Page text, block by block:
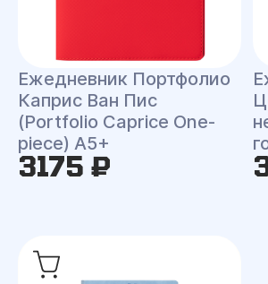
Ежедневник Портфолио
Каприс Ван Пис
(Portfolio Caprice One-
piece) A5+
3175 ₽